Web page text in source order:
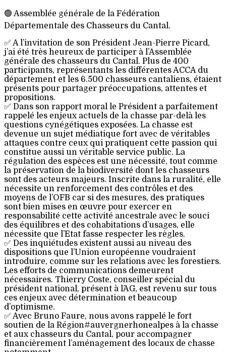
🟢 Assemblée générale de la Fédération
Départementale des Chasseurs du Cantal.
✅ A l’invitation de son Président Jean-Pierre Picard,
j’ai été très heureux de participer à l’Assemblée
générale des chasseurs du Cantal. Plus de 400
participants, représentants les différentes ACCA du
département et les 6.500 chasseurs cantaliens, étaient
présents pour partager préoccupations, attentes et
propositions.
✅ Dans son rapport moral le Président a parfaitement
rappelé les enjeux actuels de la chasse par-delà les
questions cynégétiques exposées. La chasse est
devenue un sujet médiatique fort avec de véritables
attaques contre ceux qui pratiquent cette passion qui
constitue aussi un véritable service public. La
régulation des espèces est une nécessité, tout comme
la préservation de la biodiversité dont les chasseurs
sont des acteurs majeurs. Inscrite dans la ruralité, elle
nécessite un renforcement des contrôles et des
moyens de l’OFB car si des mesures, des pratiques
sont bien mises en œuvre pour exercer en
responsabilité cette activité ancestrale avec le souci
des équilibres et des cohabitations d’usages, elle
nécessite que l’Etat fasse respecter les règles.
✅ Des inquiétudes existent aussi au niveau des
dispositions que l’Union européenne voudraient
introduire, comme sur les relations avec les forestiers.
Les efforts de communications demeurent
nécessaires. Thierry Coste, conseiller spécial du
président national, présent à l´AG, est revenu sur tous
ces enjeux avec détermination et beaucoup
d’optimisme.
✅ Avec Bruno Faure, nous avons rappelé le fort
soutien de la Région#auvergnerhonealpes à la chasse
et aux chasseurs du Cantal, pour accompagner
financièrement l’aménagement des locaux de chasse